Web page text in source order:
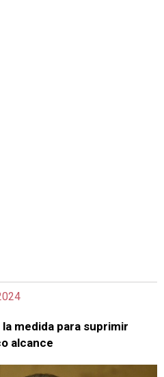
medida para suprimir
alcance